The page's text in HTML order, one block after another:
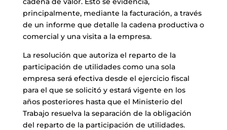
principalmente, mediante la facturación, a través
de un informe que detalle la cadena productiva o
comercial y una visita a la empresa.
La resolución que autoriza el reparto de la
participación de utilidades como una sola
empresa será efectiva desde el ejercicio fiscal
para el que se solicitó y estará vigente en los
años posteriores hasta que el Ministerio del
Trabajo resuelva la separación de la obligación
del reparto de la participación de utilidades.